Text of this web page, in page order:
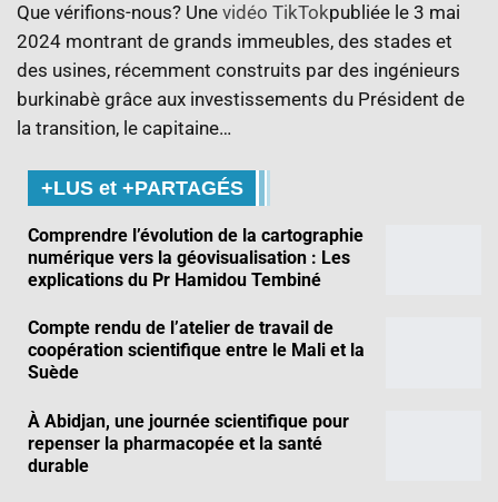
Que vérifions-nous? Une vidéo TikTokpubliée le 3 mai
2024 montrant de grands immeubles, des stades et
des usines, récemment construits par des ingénieurs
burkinabè grâce aux investissements du Président de
la transition, le capitaine…
+LUS et +PARTAGÉS
Comprendre l’évolution de la cartographie
numérique vers la géovisualisation : Les
explications du Pr Hamidou Tembiné
Compte rendu de l’atelier de travail de
coopération scientifique entre le Mali et la
Suède
À Abidjan, une journée scientifique pour
repenser la pharmacopée et la santé
durable